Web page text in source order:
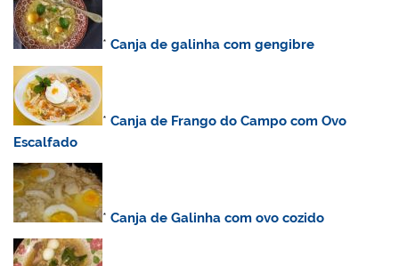
*Canja de galinha com gengibre
*Canja de Frango do Campo com Ovo
Escalfado
*Canja de Galinha com ovo cozido